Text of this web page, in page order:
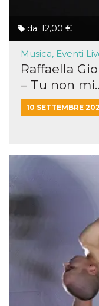
da: 12,00 €
Musica, Eventi
Raffaella
– Tu non
10 SETTEMBRE